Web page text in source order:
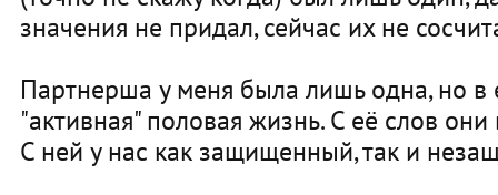
значения не придал, сейчас их не
Партнерша у меня была лишь одна, но
"активная" половая жизнь. С её слов они
С ней у нас как защищенный, так и